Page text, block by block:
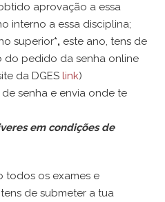
aprovação a essa
interno a essa disciplina;
superior*, este ano, tens de
do pedido da senha online
da DGES link)
senha e envia onde te
em condições de
todos os exames e
de submeter a tua